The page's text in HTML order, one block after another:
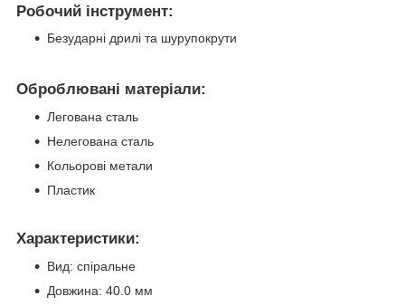
Робочий інструмент:
Безударні дрилі та шурупокрути
Оброблювані матеріали:
Легована сталь
Нелегована сталь
Кольорові метали
Пластик
Характеристики:
Вид: спіральне
Довжина: 40.0 мм